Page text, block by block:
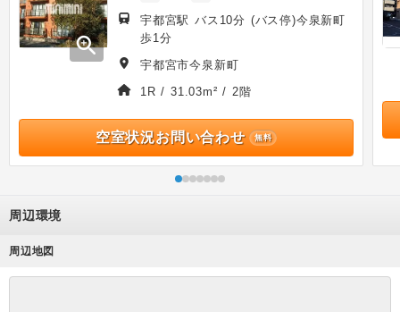
zoom_in
宇都宮駅 バス10分 (バス停)今泉新町
歩1分
宇都宮市今泉新町
1R / 31.03m² / 2階
空室状況お問い合わせ 無料
周辺環境
周辺地図